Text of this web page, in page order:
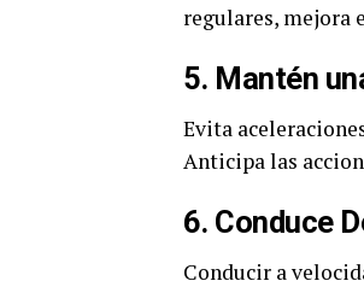
regulares, mejora
5. Mantén
Evita
Anticipa las
6. Conduce
Conducir a